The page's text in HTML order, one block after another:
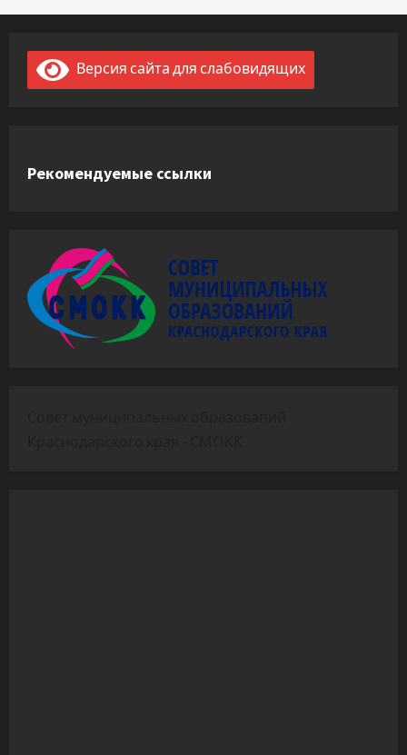
Версия сайта для слабовидящих
Рекомендуемые ссылки